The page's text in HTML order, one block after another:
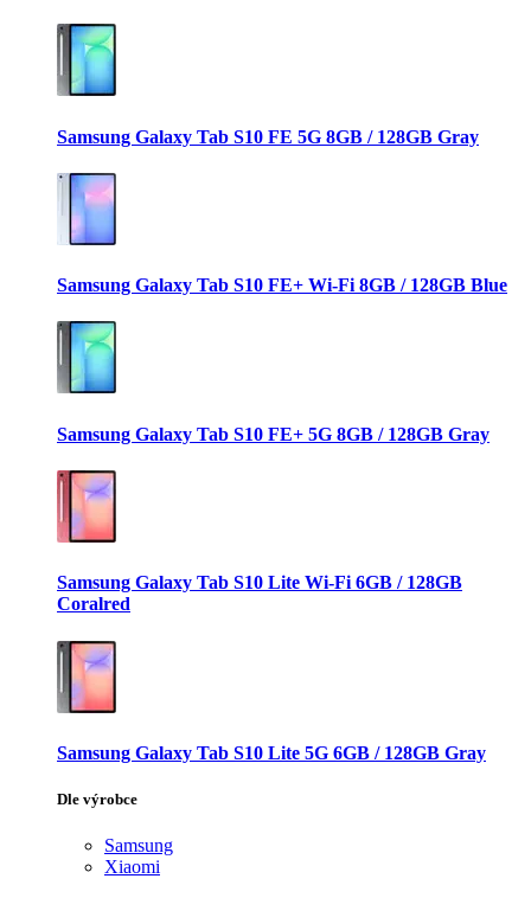
Samsung Galaxy Tab S10 FE 5G 8GB / 128GB Gray
Samsung Galaxy Tab S10 FE+ Wi-Fi 8GB / 128GB Blue
Samsung Galaxy Tab S10 FE+ 5G 8GB / 128GB Gray
Samsung Galaxy Tab S10 Lite Wi-Fi 6GB / 128GB
Coralred
Samsung Galaxy Tab S10 Lite 5G 6GB / 128GB Gray
Dle výrobce
Samsung
Xiaomi